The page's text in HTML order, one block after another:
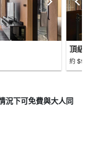
頂級
約
況下可免費與大人同